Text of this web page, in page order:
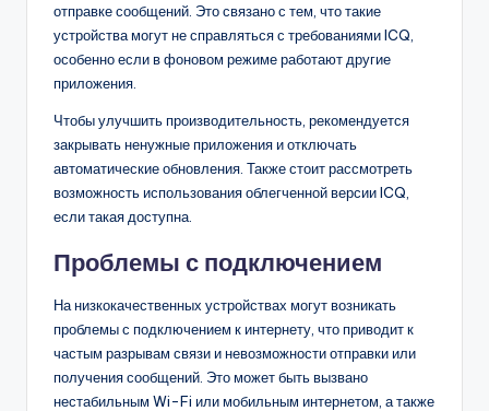
отправке сообщений. Это связано с тем, что такие
устройства могут не справляться с требованиями ICQ,
особенно если в фоновом режиме работают другие
приложения.
Чтобы улучшить производительность, рекомендуется
закрывать ненужные приложения и отключать
автоматические обновления. Также стоит рассмотреть
возможность использования облегченной версии ICQ,
если такая доступна.
Проблемы с подключением
На низкокачественных устройствах могут возникать
проблемы с подключением к интернету, что приводит к
частым разрывам связи и невозможности отправки или
получения сообщений. Это может быть вызвано
нестабильным Wi-Fi или мобильным интернетом, а также